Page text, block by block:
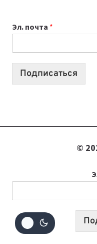
Эл. почта *
Подписаться
©